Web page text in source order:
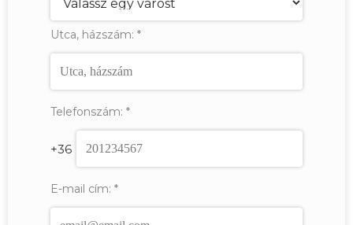
Utca, házszám: *
Telefonszám: *
+36
E-mail cím: *